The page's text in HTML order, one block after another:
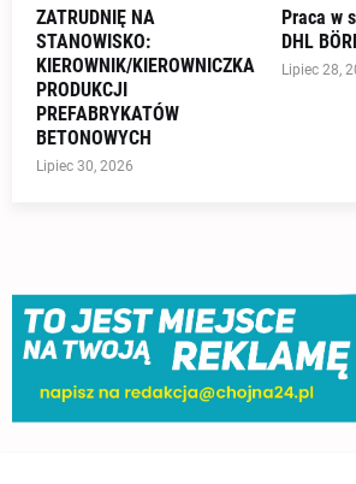
ZATRUDNIĘ NA
STANOWISKO:
KIEROWNIK/KIEROWNICZKA
PRODUKCJI
PREFABRYKATÓW
BETONOWYCH
Lipiec 30, 2026
Praca w
DHL
Lipiec 28,